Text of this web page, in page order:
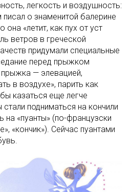
легкость и воздушность:
о знаменитой балерине
«летит, как пух от уст
ветров в греческой
придумали специальные
перед прыжком
— элевацией,
в воздухе», парить как
казаться еще легче
подниматься на кончили
на «пуанты» (по-французски
«кончик»). Сейчас пуантами